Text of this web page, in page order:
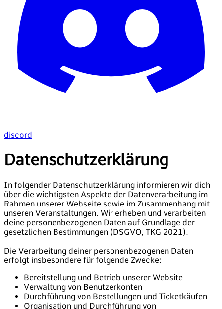
discord
Datenschutzerklärung
In folgender Datenschutzerklärung informieren wir dich
über die wichtigsten Aspekte der Datenverarbeitung im
Rahmen unserer Webseite sowie im Zusammenhang mit
unseren Veranstaltungen. Wir erheben und verarbeiten
deine personenbezogenen Daten auf Grundlage der
gesetzlichen Bestimmungen (DSGVO, TKG 2021).
Die Verarbeitung deiner personenbezogenen Daten
erfolgt insbesondere für folgende Zwecke:
Bereitstellung und Betrieb unserer Website
Verwaltung von Benutzerkonten
Durchführung von Bestellungen und Ticketkäufen
Organisation und Durchführung von